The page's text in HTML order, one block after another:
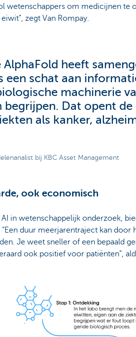
wetenschappers om medicijnen te
zegt Van Rompay.
AlphaFold heeft
een schat aan
machinerie
Dat opent de
als kanker,
bij KBC Asset Management
ook economisch
in wetenschappelijk onderzoek,
duur meerjarentraject kan door
Je weet sneller of een bepaald
ook positief voor patiënten”,